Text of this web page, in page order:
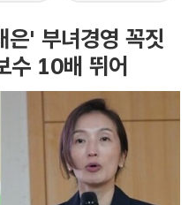
은' 부녀경영 꼭짓
10배 뛰어